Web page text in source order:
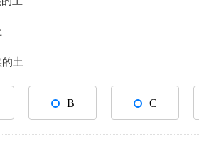
土
B C